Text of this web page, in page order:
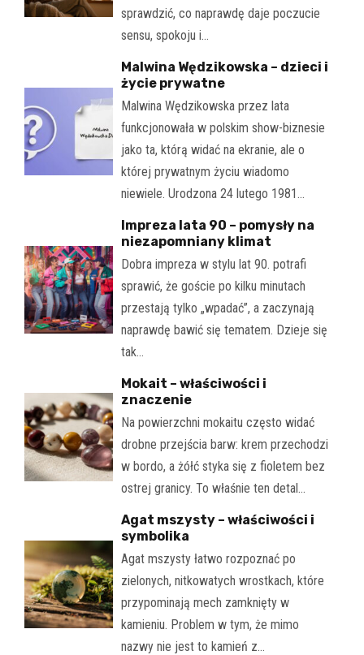
sprawdzić, co naprawdę daje poczucie
sensu, spokoju i…
Malwina Wędzikowska – dzieci i
życie prywatne
Malwina Wędzikowska przez lata
funkcjonowała w polskim show-biznesie
jako ta, którą widać na ekranie, ale o
której prywatnym życiu wiadomo
niewiele. Urodzona 24 lutego 1981…
Impreza lata 90 – pomysły na
niezapomniany klimat
Dobra impreza w stylu lat 90. potrafi
sprawić, że goście po kilku minutach
przestają tylko „wpadać”, a zaczynają
naprawdę bawić się tematem. Dzieje się
tak…
Mokait – właściwości i
znaczenie
Na powierzchni mokaitu często widać
drobne przejścia barw: krem przechodzi
w bordo, a żółć styka się z fioletem bez
ostrej granicy. To właśnie ten detal…
Agat mszysty – właściwości i
symbolika
Agat mszysty łatwo rozpoznać po
zielonych, nitkowatych wrostkach, które
przypominają mech zamknięty w
kamieniu. Problem w tym, że mimo
nazwy nie jest to kamień z…